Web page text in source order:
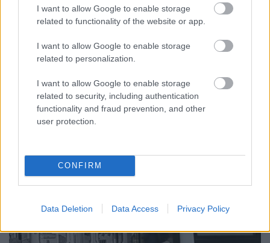
I want to allow Google to enable storage
related to functionality of the website or app.
I want to allow Google to enable storage
related to personalization.
I want to allow Google to enable storage
related to security, including authentication
functionality and fraud prevention, and other
user protection.
CONFIRM
Data Deletion Data Access Privacy Policy
Az ügyészség előlről kezdené a BKV-
pert - lenne mit újravizsgálni
• 2016. december 08.
Hatályon kívül helyeztetné az elsőfokú ítéletet a
fellebbviteli főügyészség Hagyó Miklósék ügyében
másodfokon, és azt szeretné, hogy a bíróság
rendeljen el új eljárást. Egyetértünk. Bőven lenne